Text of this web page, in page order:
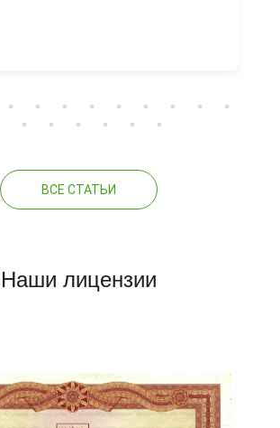
ВСЕ СТАТЬИ
Наши лицензии